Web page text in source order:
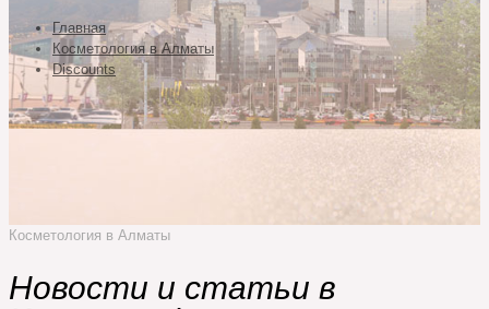
Главная
Косметология в Алматы
Discounts
Косметология в Алматы
Новости и статьи в